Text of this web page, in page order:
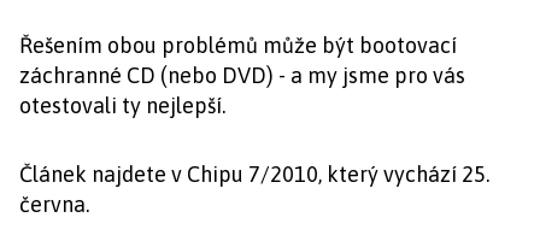
Řešením obou problémů může být bootovací
záchranné CD (nebo DVD) - a my jsme pro vás
otestovali ty nejlepší.
Článek najdete v Chipu 7/2010, který vychází 25.
června.